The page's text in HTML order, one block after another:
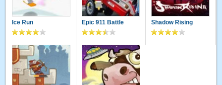
Ice Run Epic 911 Battle Shadow Rising